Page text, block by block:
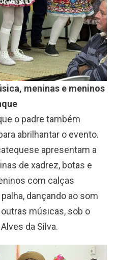
meninas e meninos
o padre também
abrilhantar o evento.
apresentam a
de xadrez, botas e
com calças
dançando ao som
músicas, sob o
da Silva.